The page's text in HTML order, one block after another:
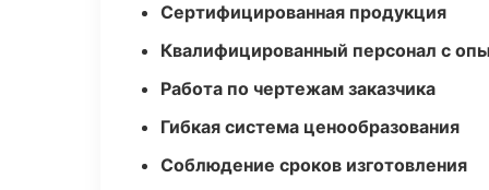
Сертифицированная продукция
Квалифицированный персонал с
Работа по чертежам заказчика
Гибкая система ценообразования
Соблюдение сроков изготовления